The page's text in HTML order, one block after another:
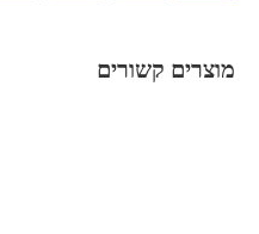
מוצרים קשורים